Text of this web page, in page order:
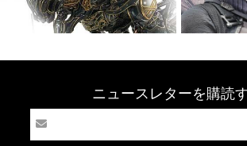
ニュースレターを購読